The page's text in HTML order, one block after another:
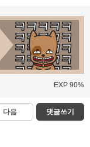
EXP 90%
다음 댓글쓰기